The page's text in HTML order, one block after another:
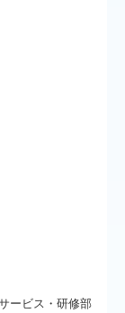
ービス・研修部